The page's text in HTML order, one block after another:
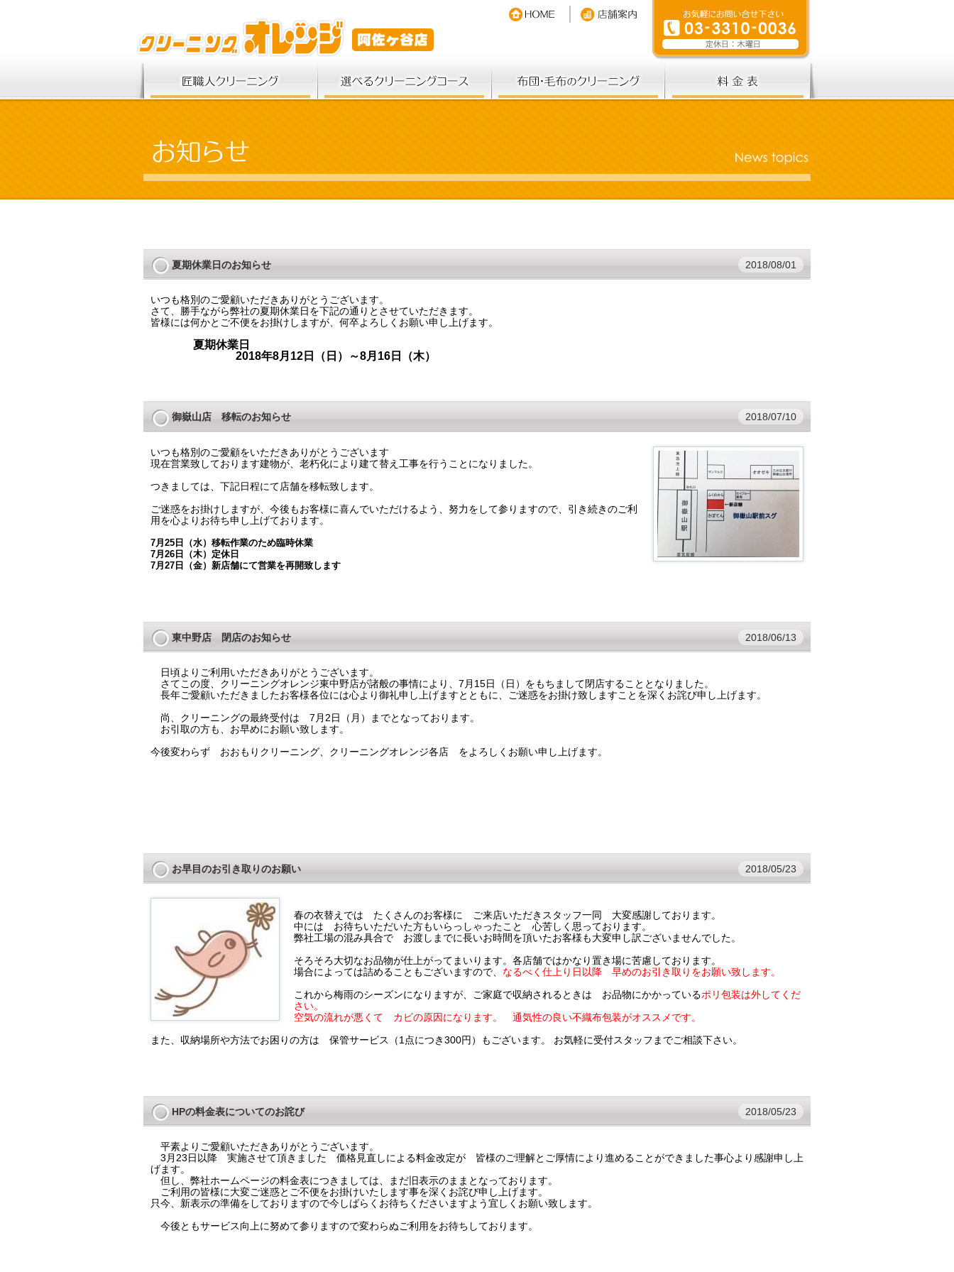
2018/08/01
夏期休業日のお知らせ
いつも格別のご愛顧いただきありがとうございます。
さて、勝手ながら弊社の夏期休業日を下記の通りとさせていただきます。
皆様には何かとご不便をお掛けしますが、何卒よろしくお願い申し上げます。
夏期休業日
2018年8月12日（日）～8月16日（木）
2018/07/10
御嶽山店 移転のお知らせ
いつも格別のご愛顧をいただきありがとうございます
現在営業致しております建物が、老朽化により建て替え工事を行うことになりました。
つきましては、下記日程にて店舗を移転致します。
ご迷惑をお掛けしますが、今後もお客様に喜んでいただけるよう、努力をして参りますので、引き続きのご利
用を心よりお待ち申し上げております。
7月25日（水）移転作業のため臨時休業
7月26日（木）定休日
7月27日（金）新店舗にて営業を再開致します
2018/06/13
東中野店 閉店のお知らせ
日頃よりご利用いただきありがとうございます。
さてこの度、クリーニングオレンジ東中野店が諸般の事情により、7月15日（日）をもちまして閉店することとなりました。
長年ご愛顧いただきましたお客様各位には心より御礼申し上げますとともに、ご迷惑をお掛け致しますことを深くお詫び申し上げます。
尚、クリーニングの最終受付は 7月2日（月）までとなっております。
お引取の方も、お早めにお願い致します。
今後変わらず おおもりクリーニング、クリーニングオレンジ各店 をよろしくお願い申し上げます。
2018/05/23
お早目のお引き取りのお願い
春の衣替えでは たくさんのお客様に ご来店いただきスタッフ一同 大変感謝しております。
中には お待ちいただいた方もいらっしゃったこと 心苦しく思っております。
弊社工場の混み具合で お渡しまでに長いお時間を頂いたお客様も大変申し訳ございませんでした。
そろそろ大切なお品物が仕上がってまいります。各店舗ではかなり置き場に苦慮しております。
場合によっては詰めることもございますので、 なるべく仕上り日以降 早めのお引き取りをお願い致します。
これから梅雨のシーズンになりますが、ご家庭で収納されるときは お品物にかかっているポリ包装は外してくだ
さい。
空気の流れが悪くて カビの原因になります。 通気性の良い不織布包装がオススメです。
また、収納場所や方法でお困りの方は 保管サービス（1点につき300円）もございます。 お気軽に受付スタッフまでご相談下さい。
2018/05/23
HPの料金表についてのお詫び
平素よりご愛顧いただきありがとうございます。
3月23日以降 実施させて頂きました 価格見直しによる料金改定が 皆様のご理解とご厚情により進めることができました事心より感謝申し上
げます。
但し、弊社ホームページの料金表につきましては、まだ旧表示のままとなっております。
ご利用の皆様に大変ご迷惑とご不便をお掛けいたします事を深くお詫び申し上げます。
只今、新表示の準備をしておりますので今しばらくお待ちくださいますよう宜しくお願い致します。
今後ともサービス向上に努めて参りますので変わらぬご利用をお待ちしております。